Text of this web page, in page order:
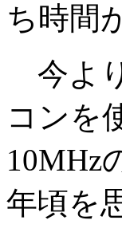
ち時間
今よ
コンを
10MHz
年頃を